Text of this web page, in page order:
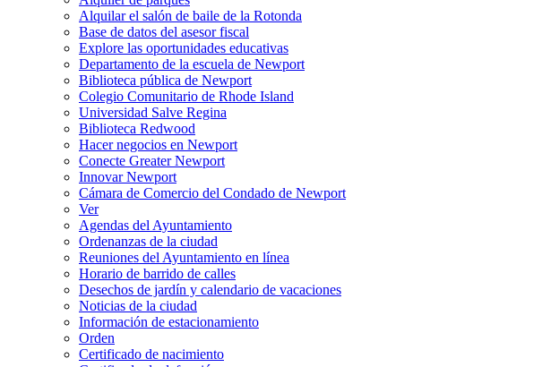
Alquilar el salón de baile de la Rotonda
Base de datos del asesor fiscal
Explore las oportunidades educativas
Departamento de la escuela de Newport
Biblioteca pública de Newport
Colegio Comunitario de Rhode Island
Universidad Salve Regina
Biblioteca Redwood
Hacer negocios en Newport
Conecte Greater Newport
Innovar Newport
Cámara de Comercio del Condado de Newport
Ver
Agendas del Ayuntamiento
Ordenanzas de la ciudad
Reuniones del Ayuntamiento en línea
Horario de barrido de calles
Desechos de jardín y calendario de vacaciones
Noticias de la ciudad
Información de estacionamiento
Orden
Certificado de nacimiento